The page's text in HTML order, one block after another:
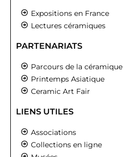
Expositions en France
Lectures céramiques
PARTENARIATS
Parcours de la céramique
Printemps Asiatique
Ceramic Art Fair
LIENS UTILES
Associations
Collections en ligne